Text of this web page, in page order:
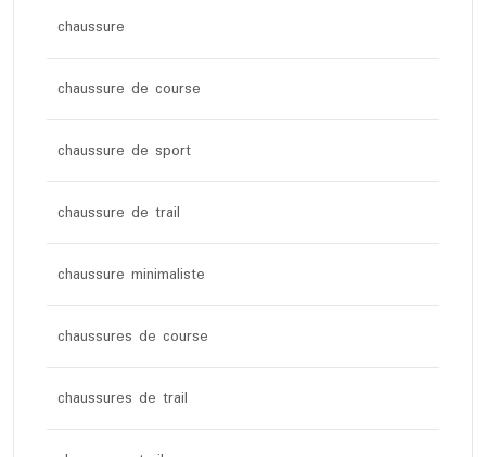
chaussure
chaussure de course
chaussure de sport
chaussure de trail
chaussure minimaliste
chaussures de course
chaussures de trail